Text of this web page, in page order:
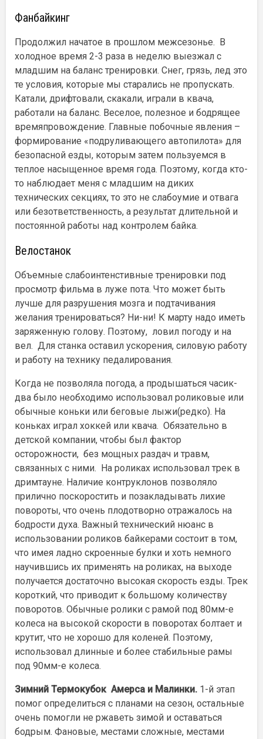
Фанбайкинг
Продолжил начатое в прошлом межсезонье. В
холодное время 2-3 раза в неделю выезжал с
младшим на баланс тренировки. Снег, грязь, лед это
те условия, которые мы старались не пропускать.
Катали, дрифтовали, скакали, играли в квача,
работали на баланс. Веселое, полезное и бодрящее
времяпровождение. Главные побочные явления –
формирование «подруливающего автопилота» для
безопасной езды, которым затем пользуемся в
теплое насыщенное время года. Поэтому, когда кто-
то наблюдает меня с младшим на диких
технических секциях, то это не слабоумие и отвага
или безответственность, а результат длительной и
постоянной работы над контролем байка.
Велостанок
Объемные слабоинтенстивные тренировки под
просмотр фильма в луже пота. Что может быть
лучше для разрушения мозга и подтачивания
желания тренироваться? Ни-ни! К марту надо иметь
заряженную голову. Поэтому, ловил погоду и на
вел. Для станка оставил ускорения, силовую работу
и работу на технику педалирования.
Когда не позволяла погода, а продышаться часик-
два было необходимо использовал роликовые или
обычные коньки или беговые лыжи(редко). На
коньках играл хоккей или квача. Обязательно в
детской компании, чтобы был фактор
осторожности, без мощных раздач и травм,
связанных с ними. На роликах использовал трек в
дримтауне. Наличие контруклонов позволяло
прилично поскоростить и позакладывать лихие
повороты, что очень плодотворно отражалось на
бодрости духа. Важный технический нюанс в
использовании роликов байкерами состоит в том,
что имея ладно скроенные булки и хоть немного
научившись их применять на роликах, на выходе
получается достаточно высокая скорость езды. Трек
короткий, что приводит к большому количеству
поворотов. Обычные ролики с рамой под 80мм-е
колеса на высокой скорости в поворотах болтает и
крутит, что не хорошо для коленей. Поэтому,
использовал длинные и более стабильные рамы
под 90мм-е колеса.
Зимний Термокубок Амерса и Малинки. 1-й этап
помог определиться с планами на сезон, остальные
очень помогли не ржаветь зимой и оставаться
бодрым. Фановые, местами сложные, местами